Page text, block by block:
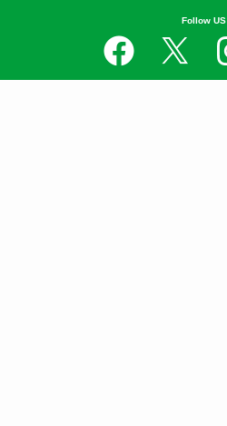
Follow US